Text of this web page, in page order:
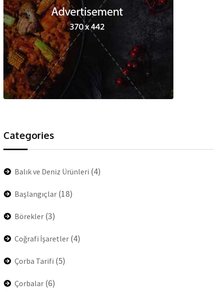
Categories
Balık ve Deniz Ürünleri (4)
Başlangıçlar (18)
Börekler (3)
Coğrafi İşaretler (4)
Çorba Tarifi (5)
Çorbalar (6)